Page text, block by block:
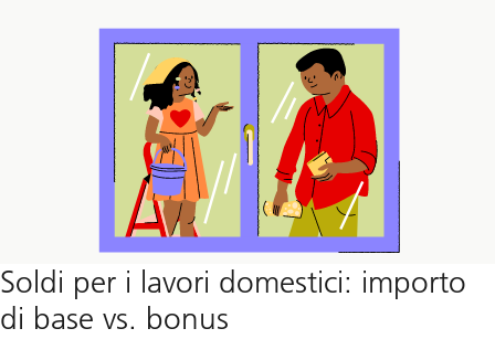
Soldi per i lavori domestici: importo
di base vs. bonus